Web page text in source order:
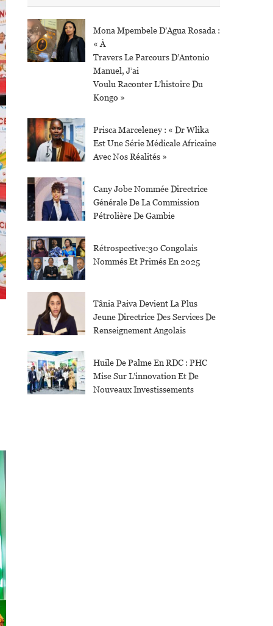
Mona Mpembele D’Agua Rosada :
« À
Travers Le Parcours D’Antonio
Manuel, J’ai
Voulu Raconter L’histoire Du
Kongo »
Prisca Marceleney : « Dr Wlika
Est Une Série Médicale Africaine
Avec Nos Réalités »
Cany Jobe Nommée Directrice
Générale De La Commission
Pétrolière De Gambie
Rétrospective:30 Congolais
Nommés Et Primés En 2025
Tânia Paiva Devient La Plus
Jeune Directrice Des Services De
Renseignement Angolais
Huile De Palme En RDC : PHC
Mise Sur L’innovation Et De
Nouveaux Investissements